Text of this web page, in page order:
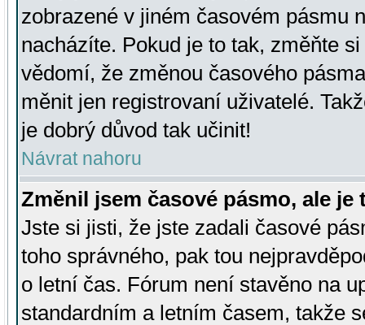
zobrazené v jiném časovém pásmu
nacházíte. Pokud je to tak, změňte
vědomí, že změnou časového
měnit jen registrovaní uživatelé.
je dobrý důvod tak učinit!
Návrat nahoru
Změnil jsem časové pásmo, ale je
Jste si jisti, že jste zadali časové
toho správného, pak tou
o letní čas. Fórum není stavěno na
standardním a letním časem, takže